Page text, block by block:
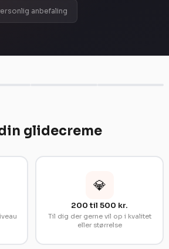
anbefaling
glidecreme
💎
200 til 500 kr.
Til dig der gerne vil op i kvalitet
eller størrelse